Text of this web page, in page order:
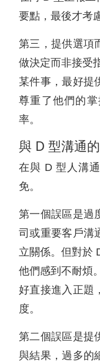
要點，最後才考
第三，提供選項
做決定而非接受
某件事，最好提
尊重了他們的
率。
與 D 型溝通
在與 D 型人溝
免。
第一個誤區是過
司或重要客戶溝
立關係。但對於
他們感到不耐煩
好直接進入正題
度。
第二個誤區是提
與結果，過多的